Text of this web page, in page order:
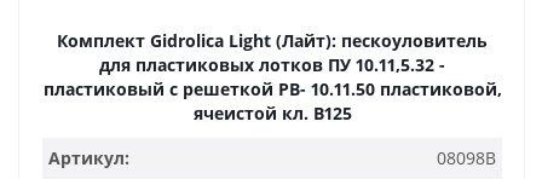
Комплект Gidrolica Light (Лайт): пескоуловитель
для пластиковых лотков ПУ 10.11,5.32 -
пластиковый с решеткой РВ- 10.11.50 пластиковой,
ячеистой кл. В125
Артикул:
08098B